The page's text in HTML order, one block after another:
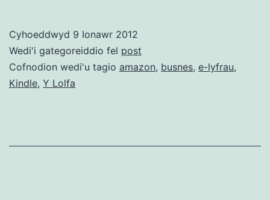
gwerthiannau
Cyhoeddwyd 9 Ionawr 2012
Wedi'i gategoreiddio fel post
Cofnodion wedi'u tagio amazon, busnes, e-lyfrau,
Kindle, Y Lolfa